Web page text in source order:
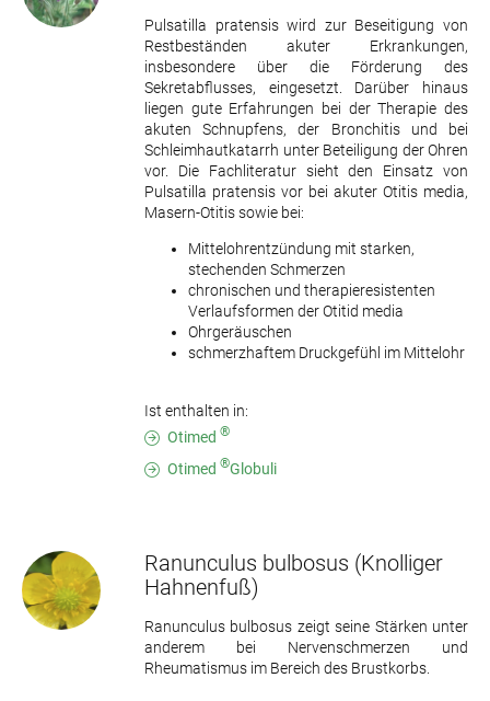
Pulsatilla pratensis wird zur Beseitigung von
Restbeständen akuter Erkrankungen,
insbesondere über die Förderung des
Sekretabflusses, eingesetzt. Darüber hinaus
liegen gute Erfahrungen bei der Therapie des
akuten Schnupfens, der Bronchitis und bei
Schleimhautkatarrh unter Beteiligung der Ohren
vor. Die Fachliteratur sieht den Einsatz von
Pulsatilla pratensis vor bei akuter Otitis media,
Masern-Otitis sowie bei:
Mittelohrentzündung mit starken,
stechenden Schmerzen
chronischen und therapieresistenten
Verlaufsformen der Otitid media
Ohrgeräuschen
schmerzhaftem Druckgefühl im Mittelohr
Ist enthalten in:
Otimed ®
Otimed ®Globuli
Ranunculus bulbosus (Knolliger
Hahnenfuß)
Ranunculus bulbosus zeigt seine Stärken unter
anderem bei Nervenschmerzen und
Rheumatismus im Bereich des Brustkorbs.